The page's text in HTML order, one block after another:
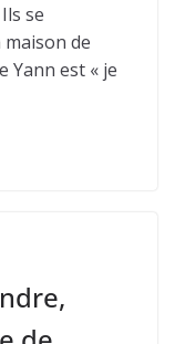
se
de
Yann est « je